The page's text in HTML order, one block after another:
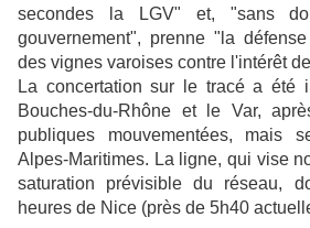
secondes la LGV" et, "sans
gouvernement", prenne "la
des vignes varoises contre l'intérêt
La concertation sur le tracé a été
Bouches-du-Rhône et le Var,
publiques mouvementées, mais
Alpes-Maritimes. La ligne, qui vise
saturation prévisible du réseau,
heures de Nice (près de 5h40